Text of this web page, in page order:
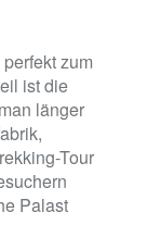
zum
ist die
länger
Tour
Palast